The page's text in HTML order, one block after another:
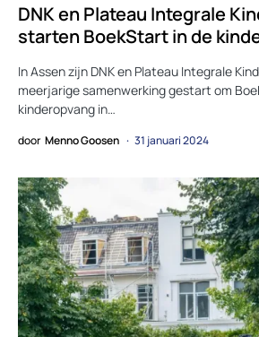
DNK en Plateau Integrale
starten BoekStart in de
In Assen zijn DNK en Plateau Integrale
meerjarige samenwerking gestart om
kinderopvang in…
door Menno Goosen 31 januari 2024